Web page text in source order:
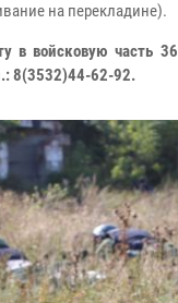
на перекладине).
войсковую часть
8(3532)44-62-92.